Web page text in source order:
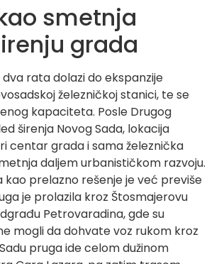
smetnja
grada
rata dolazi do ekspanzije
železničkoj stanici, te se
kapaciteta. Posle Drugog
širenja Novog Sada, lokacija
centar grada i sama železnička
daljem urbanističkom razvoju.
kao prelazno rešenje je već previše
je prolazila kroz Štosmajerovu
Petrovaradina, gde su
mogli da dohvate voz rukom kroz
pruga ide celom dužinom